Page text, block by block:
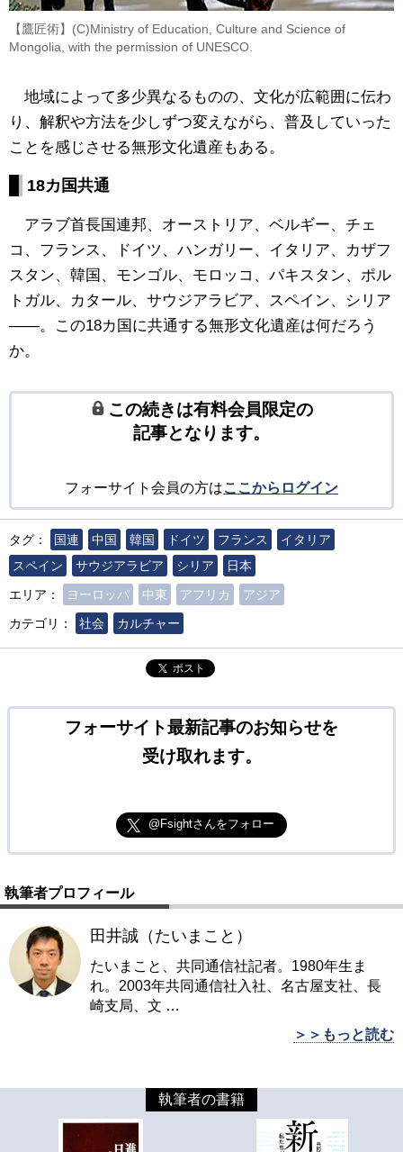
【鷹匠術】(C)Ministry of Education, Culture and Science of
Mongolia, with the permission of UNESCO.
地域によって多少異なるものの、文化が広範囲に伝わ
り、解釈や方法を少しずつ変えながら、普及していった
ことを感じさせる無形文化遺産もある。
18カ国共通
アラブ首長国連邦、オーストリア、ベルギー、チェ
コ、フランス、ドイツ、ハンガリー、イタリア、カザフ
スタン、韓国、モンゴル、モロッコ、パキスタン、ポル
トガル、カタール、サウジアラビア、スペイン、シリア
――。この18カ国に共通する無形文化遺産は何だろう
か。
この続きは有料会員限定の
記事となります。
フォーサイト会員の方はここからログイン
タグ： 国連 中国 韓国 ドイツ フランス
イタリア
スペイン
サウジアラビア シリア
日本
エリア：
ヨーロッパ 中東 アフリカ
アジア
カテゴリ：
社会 カルチャー
ポスト
フォーサイト最新記事のお知らせを
受け取れます。
@Fsightさんをフォロー
執筆者プロフィール
田井誠（たいまこと）
たいまこと、共同通信社記者。1980年生ま
れ。2003年共同通信社入社、名古屋支社、長
崎支局、文 …
＞＞もっと読む
執筆者の書籍